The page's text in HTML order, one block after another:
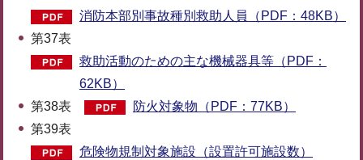
消防本部別事故種別救助人員（PDF：48KB）
第37表
救助活動のための主な機械器具等（PDF：
62KB）
第38表
防火対象物（PDF：77KB）
第39表
危険物規制対象施設（設置許可施設数）